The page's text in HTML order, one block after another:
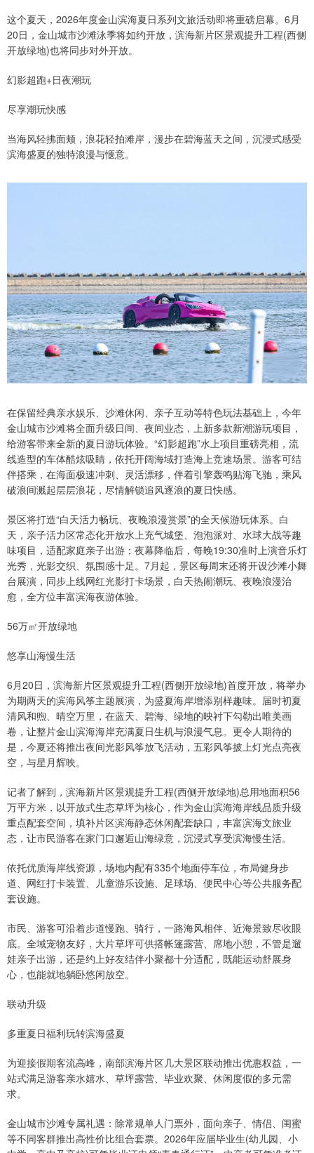
这个夏天，2026年度金山滨海夏日系列文旅活动即将重磅启幕。6月
20日，金山城市沙滩泳季将如约开放，滨海新片区景观提升工程(西侧
开放绿地)也将同步对外开放。
幻影超跑+日夜潮玩
尽享潮玩快感
当海风轻拂面颊，浪花轻拍滩岸，漫步在碧海蓝天之间，沉浸式感受
滨海盛夏的独特浪漫与惬意。
在保留经典亲水娱乐、沙滩休闲、亲子互动等特色玩法基础上，今年
金山城市沙滩将全面升级日间、夜间业态，上新多款新潮游玩项目，
给游客带来全新的夏日游玩体验。“幻影超跑”水上项目重磅亮相，流
线造型的车体酷炫吸睛，依托开阔海域打造海上竞速场景。游客可结
伴搭乘，在海面极速冲刺、灵活漂移，伴着引擎轰鸣贴海飞驰，乘风
破浪间溅起层层浪花，尽情解锁追风逐浪的夏日快感。
景区将打造“白天活力畅玩、夜晚浪漫赏景”的全天候游玩体系。白
天，亲子活力区常态化开放水上充气城堡、泡泡派对、水球大战等趣
味项目，适配家庭亲子出游；夜幕降临后，每晚19:30准时上演音乐灯
光秀，光影交织、氛围感十足。7月起，景区每周末还将开设沙滩小舞
台展演，同步上线网红光影打卡场景，白天热闹潮玩、夜晚浪漫治
愈，全方位丰富滨海夜游体验。
56万㎡开放绿地
悠享山海慢生活
6月20日，滨海新片区景观提升工程(西侧开放绿地)首度开放，将举办
为期两天的滨海风筝主题展演，为盛夏海岸增添别样趣味。届时初夏
清风和煦、晴空万里，在蓝天、碧海、绿地的映衬下勾勒出唯美画
卷，让整片金山滨海海岸充满夏日生机与浪漫气息。更令人期待的
是，今夏还将推出夜间光影风筝放飞活动，五彩风筝披上灯光点亮夜
空，与星月辉映。
记者了解到，滨海新片区景观提升工程(西侧开放绿地)总用地面积56
万平方米，以开放式生态草坪为核心，作为金山滨海海岸线品质升级
重点配套空间，填补片区滨海静态休闲配套缺口，丰富滨海文旅业
态，让市民游客在家门口邂逅山海绿意，沉浸式享受滨海慢生活。
依托优质海岸线资源，场地内配有335个地面停车位，布局健身步
道、网红打卡装置、儿童游乐设施、足球场、便民中心等公共服务配
套设施。
市民、游客可沿着步道慢跑、骑行，一路海风相伴、近海景致尽收眼
底。全域宠物友好，大片草坪可供搭帐篷露营、席地小憩，不管是遛
娃亲子出游，还是约上好友结伴小聚都十分适配，既能运动舒展身
心，也能就地躺卧悠闲放空。
联动升级
多重夏日福利玩转滨海盛夏
为迎接假期客流高峰，南部滨海片区几大景区联动推出优惠权益，一
站式满足游客亲水嬉水、草坪露营、毕业欢聚、休闲度假的多元需
求。
金山城市沙滩专属礼遇：除常规单人门票外，面向亲子、情侣、闺蜜
等不同客群推出高性价比组合套票。2026年应届毕业生(幼儿园、小